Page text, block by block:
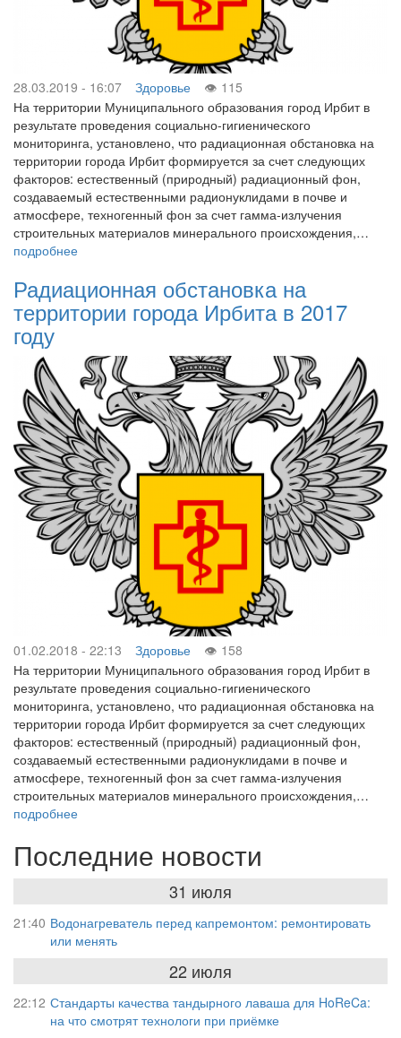
28.03.2019 - 16:07 Здоровье
115
На территории Муниципального образования город Ирбит в
результате проведения социально-гигиенического
мониторинга, установлено, что радиационная обстановка на
территории города Ирбит формируется за счет следующих
факторов: естественный (природный) радиационный фон,
создаваемый естественными радионуклидами в почве и
атмосфере, техногенный фон за счет гамма-излучения
строительных материалов минерального происхождения,…
подробнее
Радиационная обстановка на
территории города Ирбита в 2017
году
01.02.2018 - 22:13 Здоровье
158
На территории Муниципального образования город Ирбит в
результате проведения социально-гигиенического
мониторинга, установлено, что радиационная обстановка на
территории города Ирбит формируется за счет следующих
факторов: естественный (природный) радиационный фон,
создаваемый естественными радионуклидами в почве и
атмосфере, техногенный фон за счет гамма-излучения
строительных материалов минерального происхождения,…
подробнее
Последние новости
31 июля
21:40 Водонагреватель перед капремонтом: ремонтировать
или менять
22 июля
22:12 Стандарты качества тандырного лаваша для HoReCa:
на что смотрят технологи при приёмке